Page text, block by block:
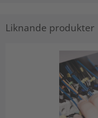
Liknande produkter